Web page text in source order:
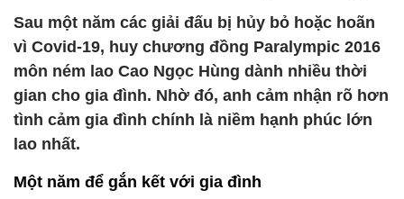
Sau một năm các giải đấu bị hủy bỏ hoặc hoãn
vì Covid-19, huy chương đồng Paralympic 2016
môn ném lao Cao Ngọc Hùng dành nhiều thời
gian cho gia đình. Nhờ đó, anh cảm nhận rõ hơn
tình cảm gia đình chính là niềm hạnh phúc lớn
lao nhất.
Một năm để gắn kết với gia đình